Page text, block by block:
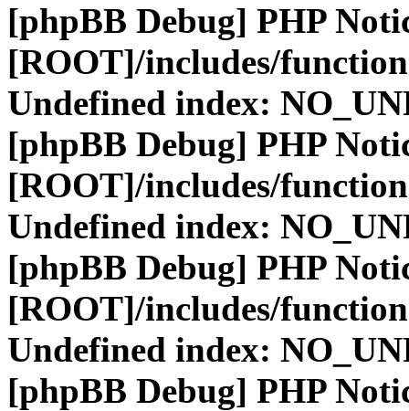
[phpBB Debug] PHP
[ROOT]/includes/
Undefined index:
[phpBB Debug] PHP
[ROOT]/includes/
Undefined index:
[phpBB Debug] PHP
[ROOT]/includes/
Undefined index:
[phpBB Debug] PHP